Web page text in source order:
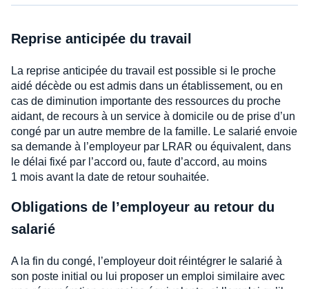
Reprise anticipée du travail
La reprise anticipée du travail est possible si le proche
aidé décède ou est admis dans un établissement, ou en
cas de diminution importante des ressources du proche
aidant, de recours à un service à domicile ou de prise d’un
congé par un autre membre de la famille. Le salarié envoie
sa demande à l’employeur par LRAR ou équivalent, dans
le délai fixé par l’accord ou, faute d’accord, au moins
1 mois avant la date de retour souhaitée.
Obligations de l’employeur au retour du
salarié
A la fin du congé, l’employeur doit réintégrer le salarié à
son poste initial ou lui proposer un emploi similaire avec